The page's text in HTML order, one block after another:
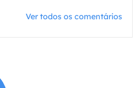
Ver todos os comentários